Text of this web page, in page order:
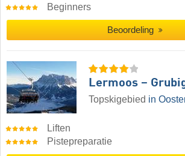
Beginners
Beoordeling
Lermoos –
Topskigebied in
Liften
Pistepreparatie